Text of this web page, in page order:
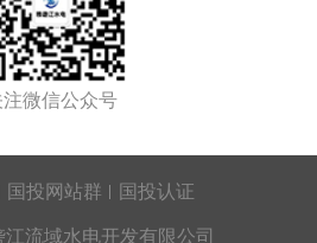
注微信公众号
国投网站群 国投认证
流域水电开发有限公司